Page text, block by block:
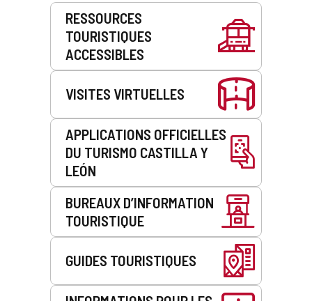
Prestations
RESSOURCES
TOURISTIQUES
ACCESSIBLES
VISITES VIRTUELLES
APPLICATIONS OFFICIELLES
DU TURISMO CASTILLA Y
LEÓN
BUREAUX D’INFORMATION
TOURISTIQUE
GUIDES TOURISTIQUES